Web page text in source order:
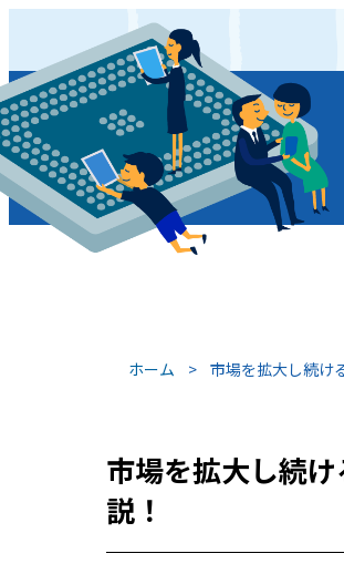
JP/EN
ホーム > 市場を拡大し続け
市場を拡大し続
説！